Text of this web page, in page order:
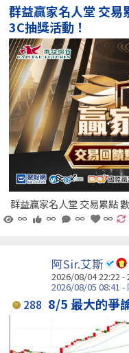
群益贏家名人堂 交易
3C抽獎活動！
群益贏家名人堂 交易累點
∞
∞ ∞ ∞
阿Sir.艾斯
2026/08/04 22:22 -
2026/08/05 08:41 -
288 8/5 最大的爭